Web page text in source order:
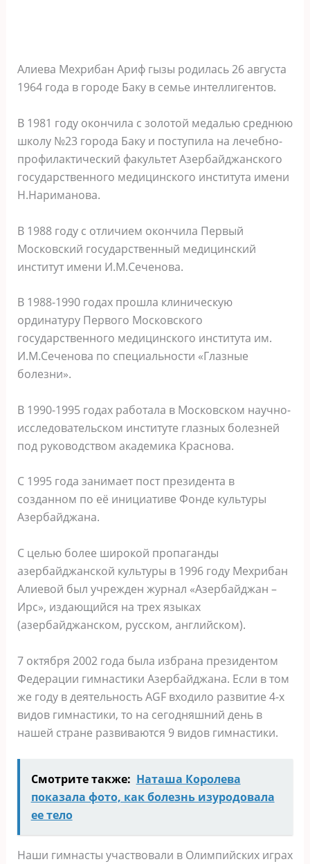
Алиева Мехрибан Ариф гызы родилась 26 августа
1964 года в городе Баку в семье интеллигентов.
В 1981 году окончила с золотой медалью среднюю
школу №23 города Баку и поступила на лечебно-
профилактический факультет Азербайджанского
государственного медицинского института имени
Н.Нариманова.
В 1988 году с отличием окончила Первый
Московский государственный медицинский
институт имени И.М.Сеченова.
В 1988-1990 годах прошла клиническую
ординатуру Первого Московского
государственного медицинского института им.
И.М.Сеченова по специальности «Глазные
болезни».
В 1990-1995 годах работала в Московском научно-
исследовательском институте глазных болезней
под руководством академика Краснова.
С 1995 года занимает пост президента в
созданном по её инициативе Фонде культуры
Азербайджана.
С целью более широкой пропаганды
азербайджанской культуры в 1996 году Мехрибан
Алиевой был учрежден журнал «Азербайджан –
Ирс», издающийся на трех языках
(азербайджанском, русском, английском).
7 октября 2002 года была избрана президентом
Федерации гимнастики Азербайджана. Если в том
же году в деятельность AGF входило развитие 4-х
видов гимнастики, то на сегодняшний день в
нашей стране развиваются 9 видов гимнастики.
Смотрите также: Наташа Королева
показала фото, как болезнь изуродовала
ее тело
Наши гимнасты участвовали в Олимпийских играх